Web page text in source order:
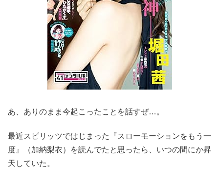
あ、ありのまま今起こったことを話すぜ…。
最近スピリッツではじまった『スローモーションをもう一
度』（加納梨衣）を読んでたと思ったら、いつの間にか昇
天していた。